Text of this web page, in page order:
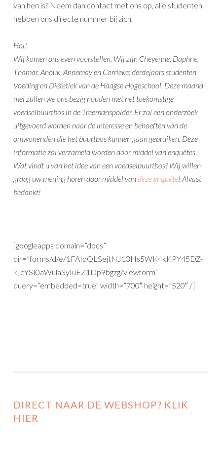
van hen is? Neem dan contact met ons op, alle studenten
hebben ons directe nummer bij zich.
Hoi!
Wij komen ons even voorstellen. Wij zijn Cheyenne, Daphne,
Thamar, Anouk, Annemay en Corrieke; derdejaars studenten
Voeding en Diëtetiek van de Haagse Hogeschool. Deze maand
mei zullen we ons bezig houden met het toekomstige
voedselbuurtbos in de Treemanspolder. Er zal een onderzoek
uitgevoerd worden naar de interesse en behoeften van de
omwonenden die het buurtbos kunnen gaan gebruiken. Deze
informatie zal verzameld worden door middel van enquêtes.
Wat vindt u van het idee van een voedselbuurtbos? Wij willen
graag uw mening horen door middel vandeze enquête! Alvast
bedankt!
[googleapps domain=”docs”
dir=”forms/d/e/1FAIpQLSejtNJ13Hs5WK4kKPY45DZ-
k_cYSI0aWulaSyIuEZ1Dp9bgzg/viewform”
query=”embedded=true” width=”700″ height=”520″ /]
DIRECT NAAR DE WEBSHOP? KLIK
HIER